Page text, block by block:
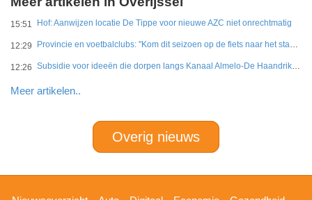
15:51 Hof: Aanwijzen locatie De Tippe voor nieuwe AZC niet onrechtmatig
12:29 Provincie en voetbalclubs: "Kom dit seizoen op de fiets naar het stadion"
12:26 Subsidie voor ideeën die dorpen langs Kanaal Almelo-De Haandrik sterker maken
Meer artikelen..
Overig nieuws